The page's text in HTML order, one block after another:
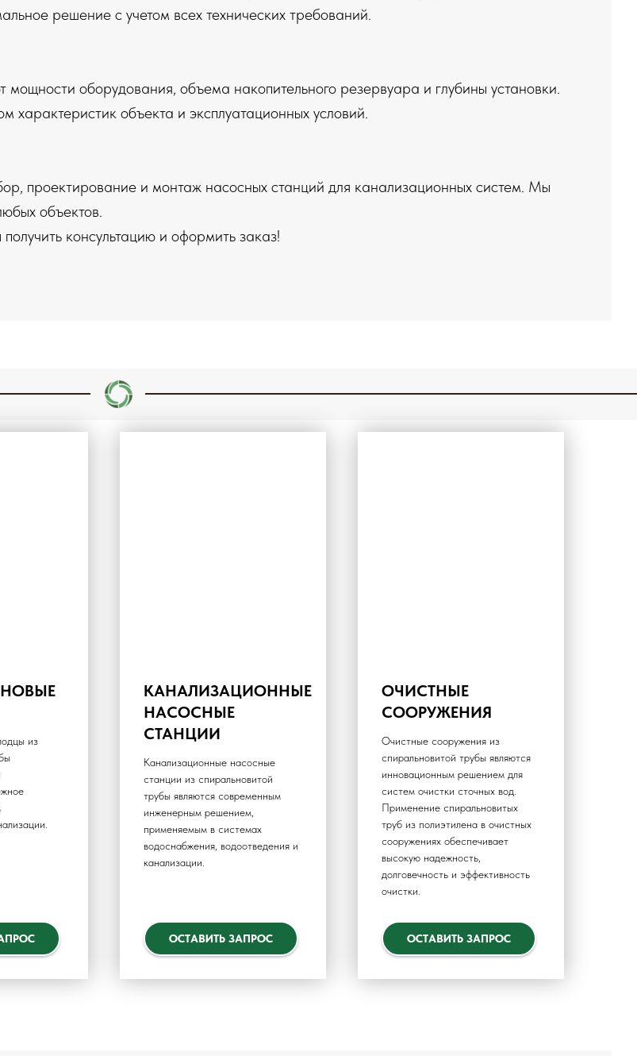
решение с учетом всех технических требований.
оборудования, объема накопительного резервуара и глубины установки.
характеристик объекта и эксплуатационных условий.
проектирование и монтаж насосных станций для канализационных систем. Мы
объектов.
получить консультацию и оформить заказ!
из
КАНАЛИЗАЦИОННЫЕ
НАСОСНЫЕ
СТАНЦИИ
Канализационные насосные
станции из спиральновитой
трубы являются современным
инженерным решением,
применяемым в системах
водоснабжения, водоотведения и
канализации.
ОСТАВИТЬ ЗАПРОС
ОЧИСТНЫЕ
СООРУЖЕНИЯ
Очистные сооружения из
спиральновитой трубы являются
инновационным решением для
систем очистки сточных вод.
Применение спиральновитых
труб из полиэтилена в очистных
сооружениях обеспечивает
высокую надежность,
долговечность и эффективность
очистки.
ОСТАВИТЬ ЗАПРОС